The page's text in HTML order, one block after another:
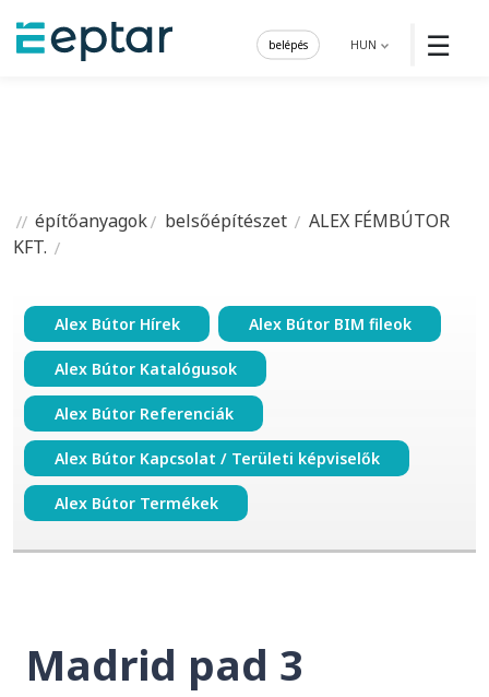
☰
HUN
belépés
építőanyagok belsőépítészet
ALEX FÉMBÚTOR
KFT.
Alex Bútor Hírek Alex Bútor BIM fileok
Alex Bútor Katalógusok
Alex Bútor Referenciák
Alex Bútor Kapcsolat / Területi képviselők
Alex Bútor Termékek
Madrid pad 3